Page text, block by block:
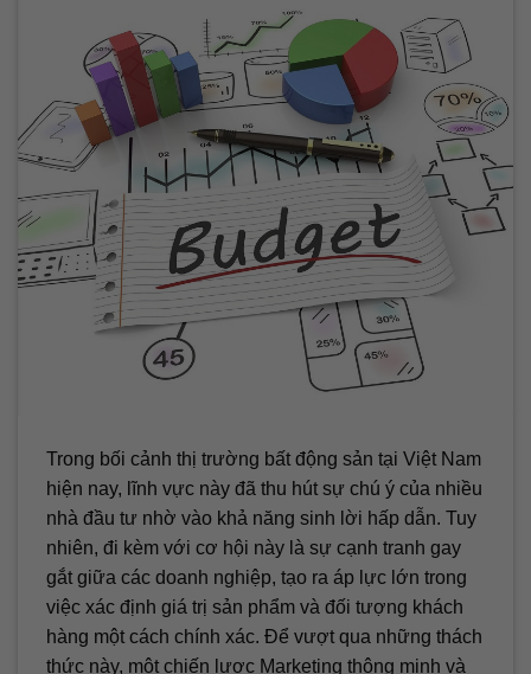
Trong bối cảnh thị trường bất động sản tại Việt Nam
hiện nay, lĩnh vực này đã thu hút sự chú ý của nhiều
nhà đầu tư nhờ vào khả năng sinh lời hấp dẫn. Tuy
nhiên, đi kèm với cơ hội này là sự cạnh tranh gay
gắt giữa các doanh nghiệp, tạo ra áp lực lớn trong
việc xác định giá trị sản phẩm và đối tượng khách
hàng một cách chính xác. Để vượt qua những thách
thức này, một chiến lược Marketing thông minh và